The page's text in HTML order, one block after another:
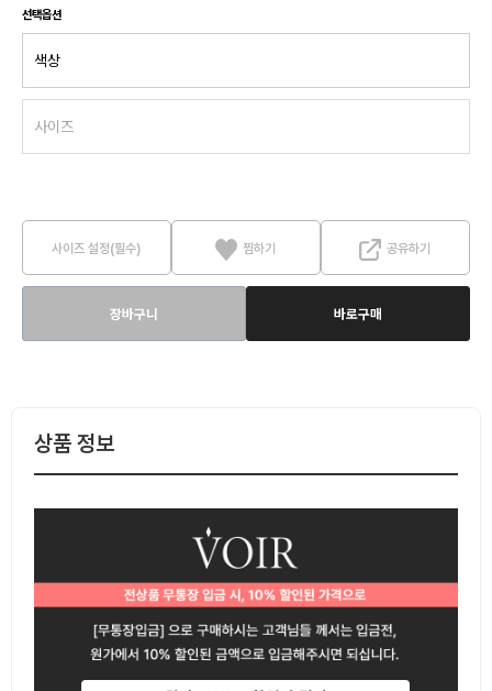
선택옵션
사이즈 설정(필수) 찜하기 공유하기
장바구니 바로구매
상품 정보